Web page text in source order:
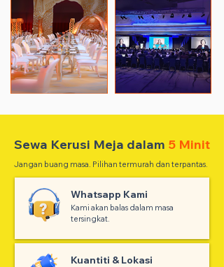
Sewa Kerusi Meja dalam 5 Minit
Jangan buang masa. Pilihan termurah dan terpantas.
Whatsapp Kami
Kami akan balas dalam masa
tersingkat.
Kuantiti & Lokasi